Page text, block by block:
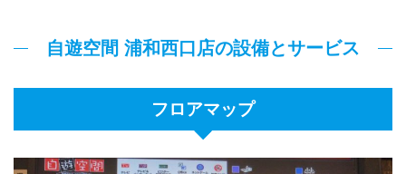
自遊空間 浦和西口店の設備とサービス
フロアマップ